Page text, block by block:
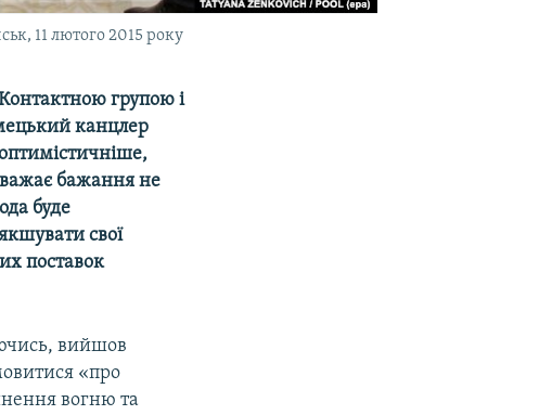
11 лютого 2015 року
групою і
канцлер
бажання не
буде
свої
поставок
вийшов
«про
вогню та